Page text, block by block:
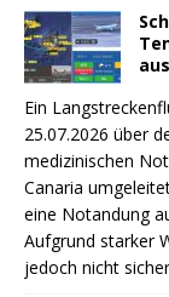
aus
Ein
25.07.2026 über
medizinischen
Canaria
eine Notandung
Aufgrund starker
jedoch nicht